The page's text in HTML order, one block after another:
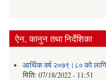
ऐन, कानुन तथा निर्देशिका
आर्थिक वर्ष २०७९।८० को
मिति: 07/18/2022 - 11:51